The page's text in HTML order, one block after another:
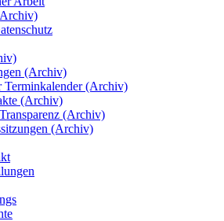
(Archiv)
Terminkalender (Archiv)
(Archiv)
(Archiv)
(Archiv)